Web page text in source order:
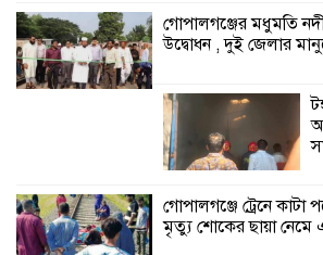
গোপালগঞ্জের মধুমতি
উদ্বোধন , দুই জেলার
গোপালগঞ্জে ট্রেনে কাটা
মৃত্যু শোকের ছায়া নেমে